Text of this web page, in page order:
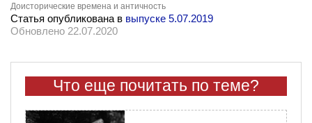
Доисторические времена и античность
Статья опубликована в выпуске 5.07.2019
Обновлено 22.07.2020
Что еще почитать по теме?